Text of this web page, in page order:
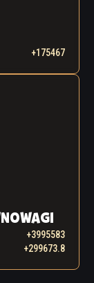
+175467
+3995583
+299673.8